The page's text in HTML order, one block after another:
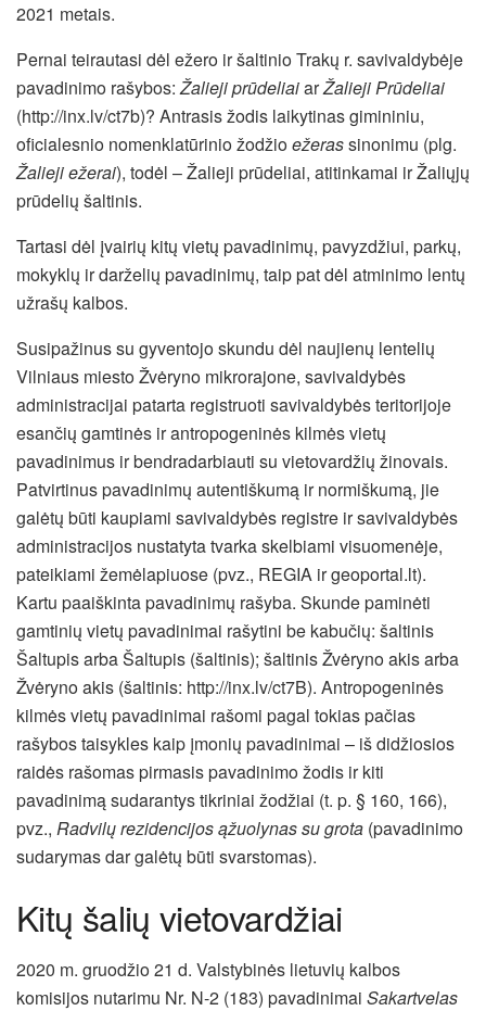
2021 metais.
Pernai teirautasi dėl ežero ir šaltinio Trakų r. savivaldybėje
pavadinimo rašybos:Žalieji prūdeliaiarŽalieji Prūdeliai
(http://inx.lv/ct7b)? Antrasis žodis laikytinas gimininiu,
oficialesnio nomenklatūrinio žodžioežerassinonimu (plg.
Žalieji ežerai), todėl – Žalieji prūdeliai, atitinkamai ir Žaliųjų
prūdelių šaltinis.
Tartasi dėl įvairių kitų vietų pavadinimų, pavyzdžiui, parkų,
mokyklų ir darželių pavadinimų, taip pat dėl atminimo lentų
užrašų kalbos.
Susipažinus su gyventojo skundu dėl naujienų lentelių
Vilniaus miesto Žvėryno mikrorajone, savivaldybės
administracijai patarta registruoti savivaldybės teritorijoje
esančių gamtinės ir antropogeninės kilmės vietų
pavadinimus ir bendradarbiauti su vietovardžių žinovais.
Patvirtinus pavadinimų autentiškumą ir normiškumą, jie
galėtų būti kaupiami savivaldybės registre ir savivaldybės
administracijos nustatyta tvarka skelbiami visuomenėje,
pateikiami žemėlapiuose (pvz., REGIA ir geoportal.lt).
Kartu paaiškinta pavadinimų rašyba. Skunde paminėti
gamtinių vietų pavadinimai rašytini be kabučių: šaltinis
Šaltupis arba Šaltupis (šaltinis); šaltinis Žvėryno akis arba
Žvėryno akis (šaltinis: http://inx.lv/ct7B). Antropogeninės
kilmės vietų pavadinimai rašomi pagal tokias pačias
rašybos taisykles kaip įmonių pavadinimai – iš didžiosios
raidės rašomas pirmasis pavadinimo žodis ir kiti
pavadinimą sudarantys tikriniai žodžiai (t. p. § 160, 166),
pvz., Radvilų rezidencijos ąžuolynas su grota (pavadinimo
sudarymas dar galėtų būti svarstomas).
Kitų šalių vietovardžiai
2020 m. gruodžio 21 d. Valstybinės lietuvių kalbos
komisijos nutarimu Nr. N-2 (183) pavadinimai Sakartvelas